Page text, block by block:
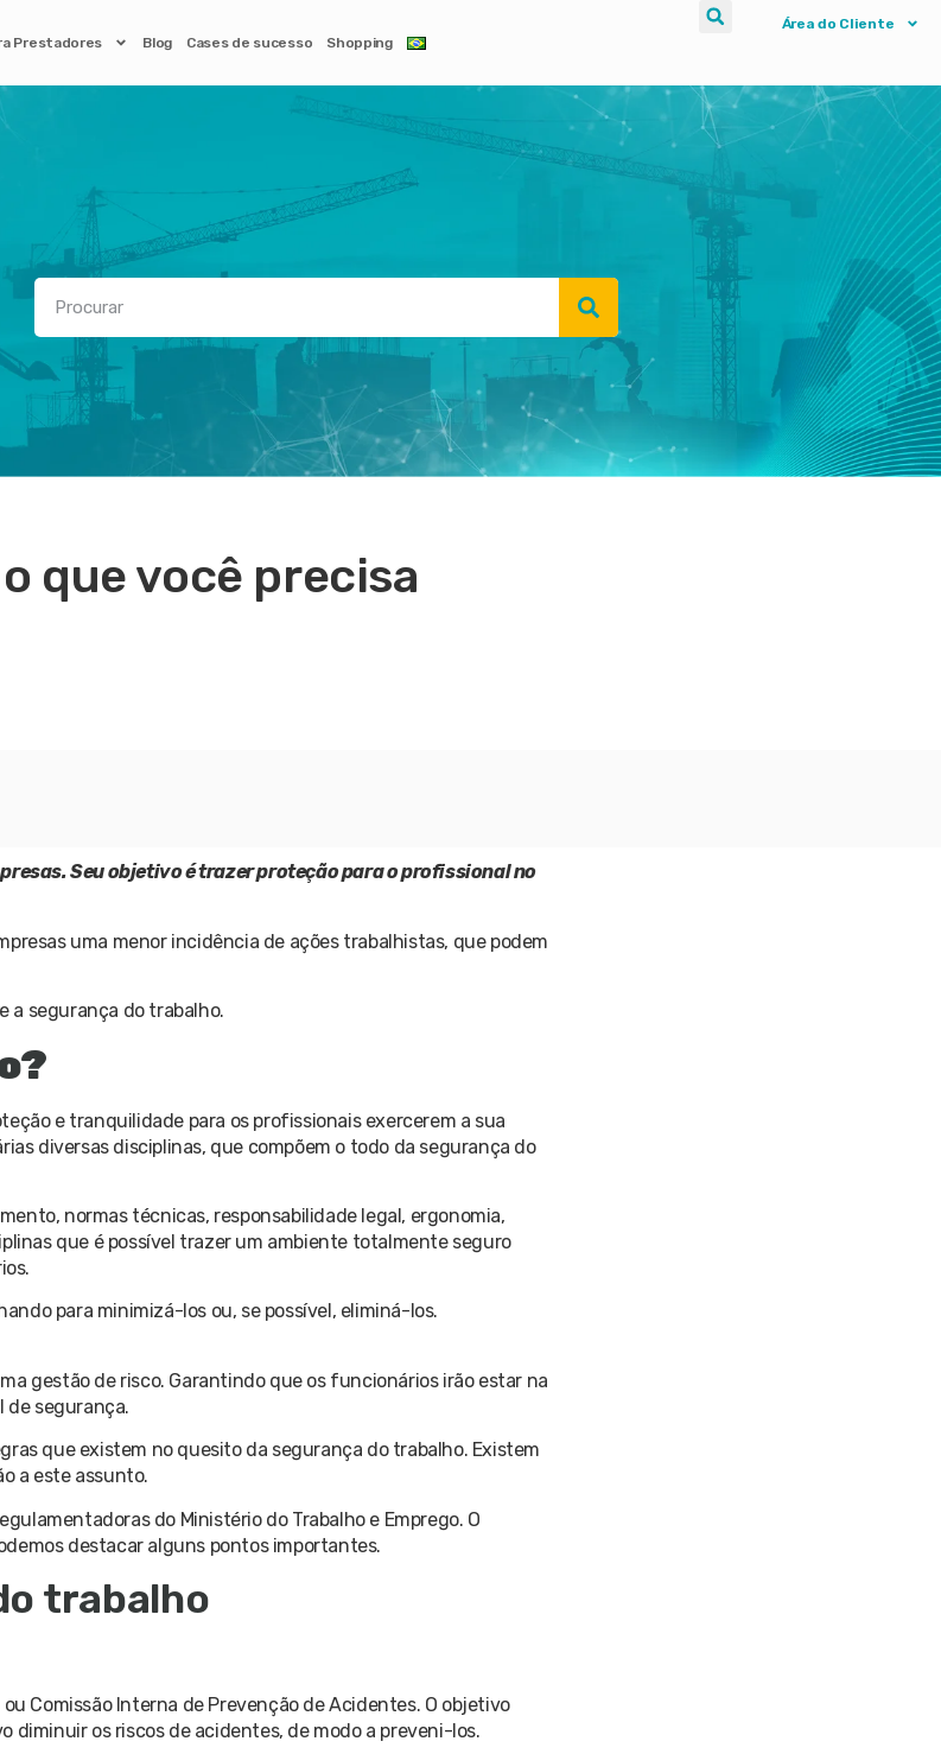
Prestadores Blog Cases de sucesso Shopping
Área do Cliente
que você precisa
Seu objetivo é trazer proteção para o profissional no
uma menor incidência de ações trabalhistas, que podem
a segurança do trabalho.
e tranquilidade para os profissionais exercerem a sua
diversas disciplinas, que compõem o todo da segurança do
normas técnicas, responsabilidade legal, ergonomia,
que é possível trazer um ambiente totalmente seguro
para minimizá-los ou, se possível, eliminá-los.
gestão de risco. Garantindo que os funcionários irão estar na
de segurança.
que existem no quesito da segurança do trabalho. Existem
a este assunto.
do Ministério do Trabalho e Emprego. O
destacar alguns pontos importantes.
trabalho
Comissão Interna de Prevenção de Acidentes. O objetivo
diminuir os riscos de acidentes, de modo a preveni-los.